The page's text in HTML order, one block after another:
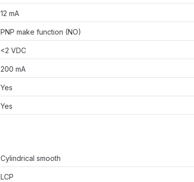
12 mA
PNP make function (NO)
<2 VDC
200 mA
Yes
Yes
Cylindrical smooth
LCP